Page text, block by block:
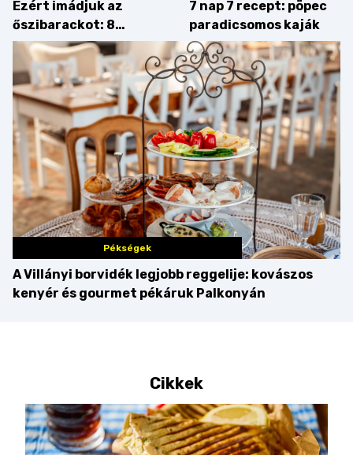
Ezért imádjuk az
őszibarackot: 8
nyomós érv, hogy
augusztusban
feltankolj belőle
7 nap 7 recept: pöpec
paradicsomos kaják
Pékségek
A Villányi borvidék legjobb reggelije: kovászos
kenyér és gourmet pékáruk Palkonyán
Cikkek